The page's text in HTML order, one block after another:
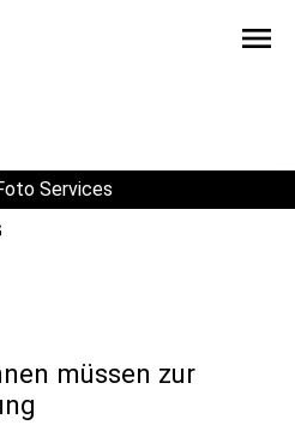
menu
Services
müssen zur